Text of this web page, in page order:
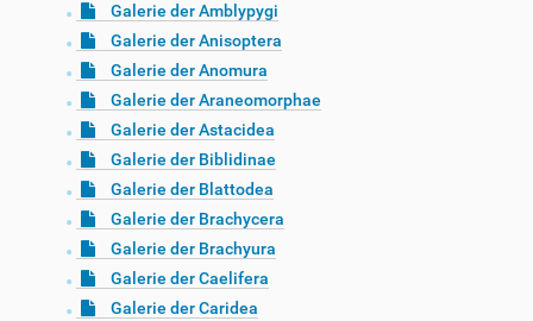
Galerie der Amblypygi
Galerie der Anisoptera
Galerie der Anomura
Galerie der Araneomorphae
Galerie der Astacidea
Galerie der Biblidinae
Galerie der Blattodea
Galerie der Brachycera
Galerie der Brachyura
Galerie der Caelifera
Galerie der Caridea